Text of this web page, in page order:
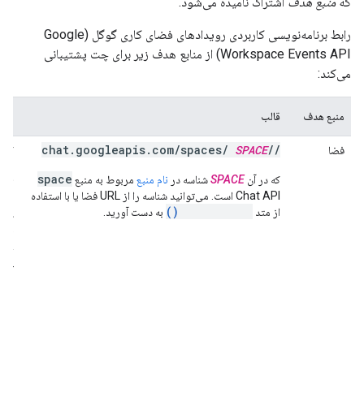
رابط برنامه‌نویسی کاربردی رویدادهای فضای کاری گوگل (Google
Workspace Events API) از منابع هدف زیر برای چت پشتیبانی
می‌کند:
منبع هدف قالب
فضا //chat.googleapis.com/spaces/
SPACE
که در آنSPACEشناسه در نام منبع مربوط به منبع space
Chat API است. می‌توانید شناسه را از URL فضا یا با استفاده
از متد
به دست آورید.